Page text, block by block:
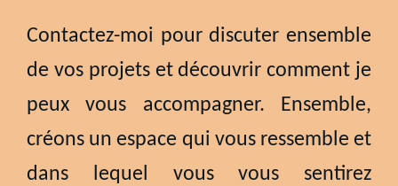
Contactez-moi pour discuter ensemble
de vos projets et découvrir comment je
peux vous accompagner. Ensemble,
créons un espace qui vous ressemble et
dans lequel vous vous sentirez